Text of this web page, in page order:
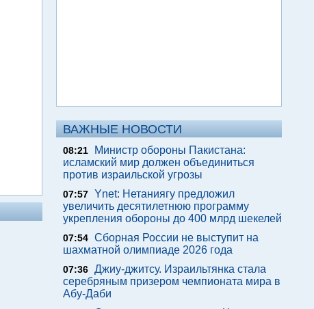
ВАЖНЫЕ НОВОСТИ
08:21
Министр обороны Пакистана:
исламский мир должен объединиться
против израильской угрозы
07:57 Ynet: Нетаниягу предложил
увеличить десятилетнюю программу
укрепления обороны до 400 млрд шекелей
07:54 Сборная России не выступит на
шахматной олимпиаде 2026 года
07:36 Джиу-джитсу. Израильтянка стала
серебряным призером чемпионата мира в
Абу-Даби